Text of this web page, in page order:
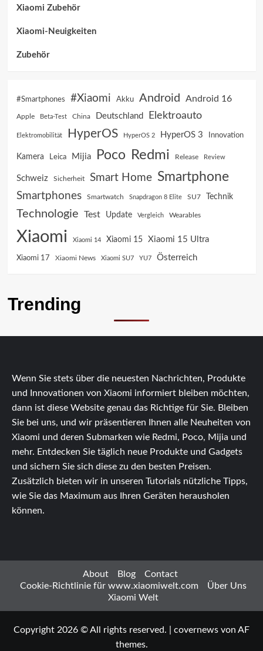
Xiaomi Zubehör
Xiaomi-Neuigkeiten
Zubehör
#Smartphones #Xiaomi Akku Android Android 16
Apple Beta-Test China Deutschland Elektroauto
Elektromobilität HyperOS HyperOS 2 HyperOS 3 Innovation
Kamera Leica Mijia Poco Redmi Release Review
Schweiz Sicherheit Smart Home Smartphone
Smartphones Smartwatch Snapdragon 8 Elite SU7 Technik
Technologie Test Update Vergleich Wearables
Xiaomi Xiaomi 14 Xiaomi 15 Xiaomi 15 Ultra
Xiaomi 17 Xiaomi News Xiaomi SU7 YU7 Österreich
Trending
Wenn Sie stets über die neuesten Nachrichten, Produkte
und Innovationen von Xiaomi informiert bleiben möchten,
dann ist diese Website genau das Richtige für Sie. Bleiben
Sie bei uns, und wir präsentieren Ihnen alle Neuheiten von
Xiaomi und deren Submarken wie Redmi, Poco, Mijia und
mehr. Entdecken Sie täglich neue Produkte und Gadgets
und sichern Sie sich diese zu den besten Preisen.
Zusätzlich bieten wir in unseren Tutorials nützliche Tipps,
wie Sie das Maximum aus Ihren Geräten herausholen
können.
About Blog
Contact
Cookie-Richtlinie für www.xiaomiwelt.com
Über Uns
Xiaomi Welt
Copyright 2026 © All rights reserved. covernews von AF
themes.